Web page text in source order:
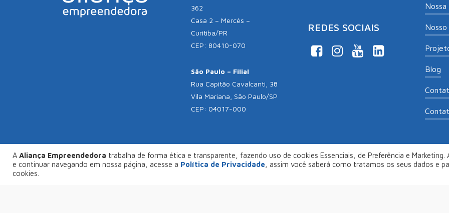
362
Casa 2 – Mercês –
Curitiba/PR
CEP: 80410-070
São Paulo – Filial
Rua Capitão Cavalcanti, 38
Vila Mariana, São Paulo/SP
CEP: 04017-000
REDES SOCIAIS
Blog
© Copyright 2026Aliança Empreendedora . Desenvolvido por
A Aliança Empreendedora trabalha de forma ética e transparente, fazendo uso de cookies Essenciais, de Preferência e Marketing.
e continuar navegando em nossa página, acesse a Política de Privacidade , assim você saberá como tratamos os seus dados e
cookies.